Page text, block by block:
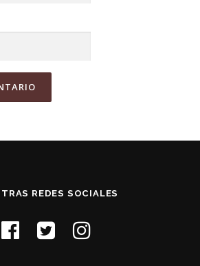
REDES SOCIALES